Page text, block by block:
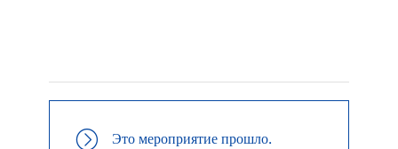
Это мероприятие прошло.